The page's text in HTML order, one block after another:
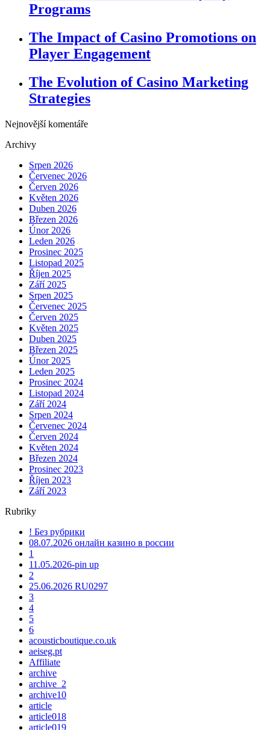
Programs
The Impact of Casino Promotions on
Player Engagement
The Evolution of Casino Marketing
Strategies
Nejnovější komentáře
Archivy
Srpen 2026
Červenec 2026
Červen 2026
Květen 2026
Duben 2026
Březen 2026
Únor 2026
Leden 2026
Prosinec 2025
Listopad 2025
Říjen 2025
Září 2025
Srpen 2025
Červenec 2025
Červen 2025
Květen 2025
Duben 2025
Březen 2025
Únor 2025
Leden 2025
Prosinec 2024
Listopad 2024
Září 2024
Srpen 2024
Červenec 2024
Červen 2024
Květen 2024
Březen 2024
Prosinec 2023
Říjen 2023
Září 2023
Rubriky
! Без рубрики
08.07.2026 онлайн казино в россии
1
11.05.2026-pin up
2
25.06.2026 RU0297
3
4
5
6
acousticboutique.co.uk
aeiseg.pt
Affiliate
archive
archive_2
archive10
article
article018
article019